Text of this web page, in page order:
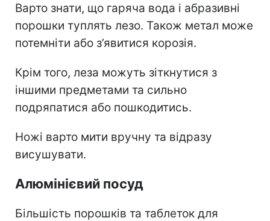
Варто знати, що гаряча вода і абразивні
порошки туплять лезо. Також метал може
потемніти або з’явитися корозія.
Крім того, леза можуть зіткнутися з
іншими предметами та сильно
подряпатися або пошкодитись.
Ножі варто мити вручну та відразу
висушувати.
Алюмінієвий посуд
Більшість порошків та таблеток для